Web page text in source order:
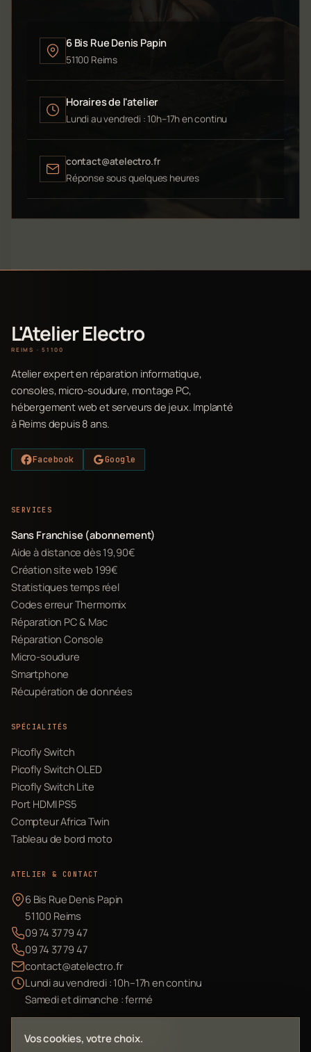
6 Bis Rue Denis Papin
51100 Reims
Horaires de l'atelier
Lundi au vendredi : 10h–17h en continu
contact@atelectro.fr
Réponse sous quelques heures
L'Atelier Electro
REIMS · 51100
Atelier expert en réparation informatique,
consoles, micro-soudure, montage PC,
hébergement web et serveurs de jeux. Implanté
à Reims depuis 8 ans.
Facebook Google
SERVICES
Sans Franchise (abonnement)
Aide à distance dès 19,90€
Création site web 199€
Statistiques temps réel
Codes erreur Thermomix
Réparation PC & Mac
Réparation Console
Micro-soudure
Smartphone
Récupération de données
SPÉCIALITÉS
Picofly Switch
Picofly Switch OLED
Picofly Switch Lite
Port HDMI PS5
Compteur Africa Twin
Tableau de bord moto
ATELIER & CONTACT
6 Bis Rue Denis Papin
51100 Reims
09 74 37 79 47
09 74 37 79 47
contact@atelectro.fr
Lundi au vendredi : 10h–17h en continu
Samedi et dimanche : fermé
Envoyer mon matériel
Vos cookies, votre choix.